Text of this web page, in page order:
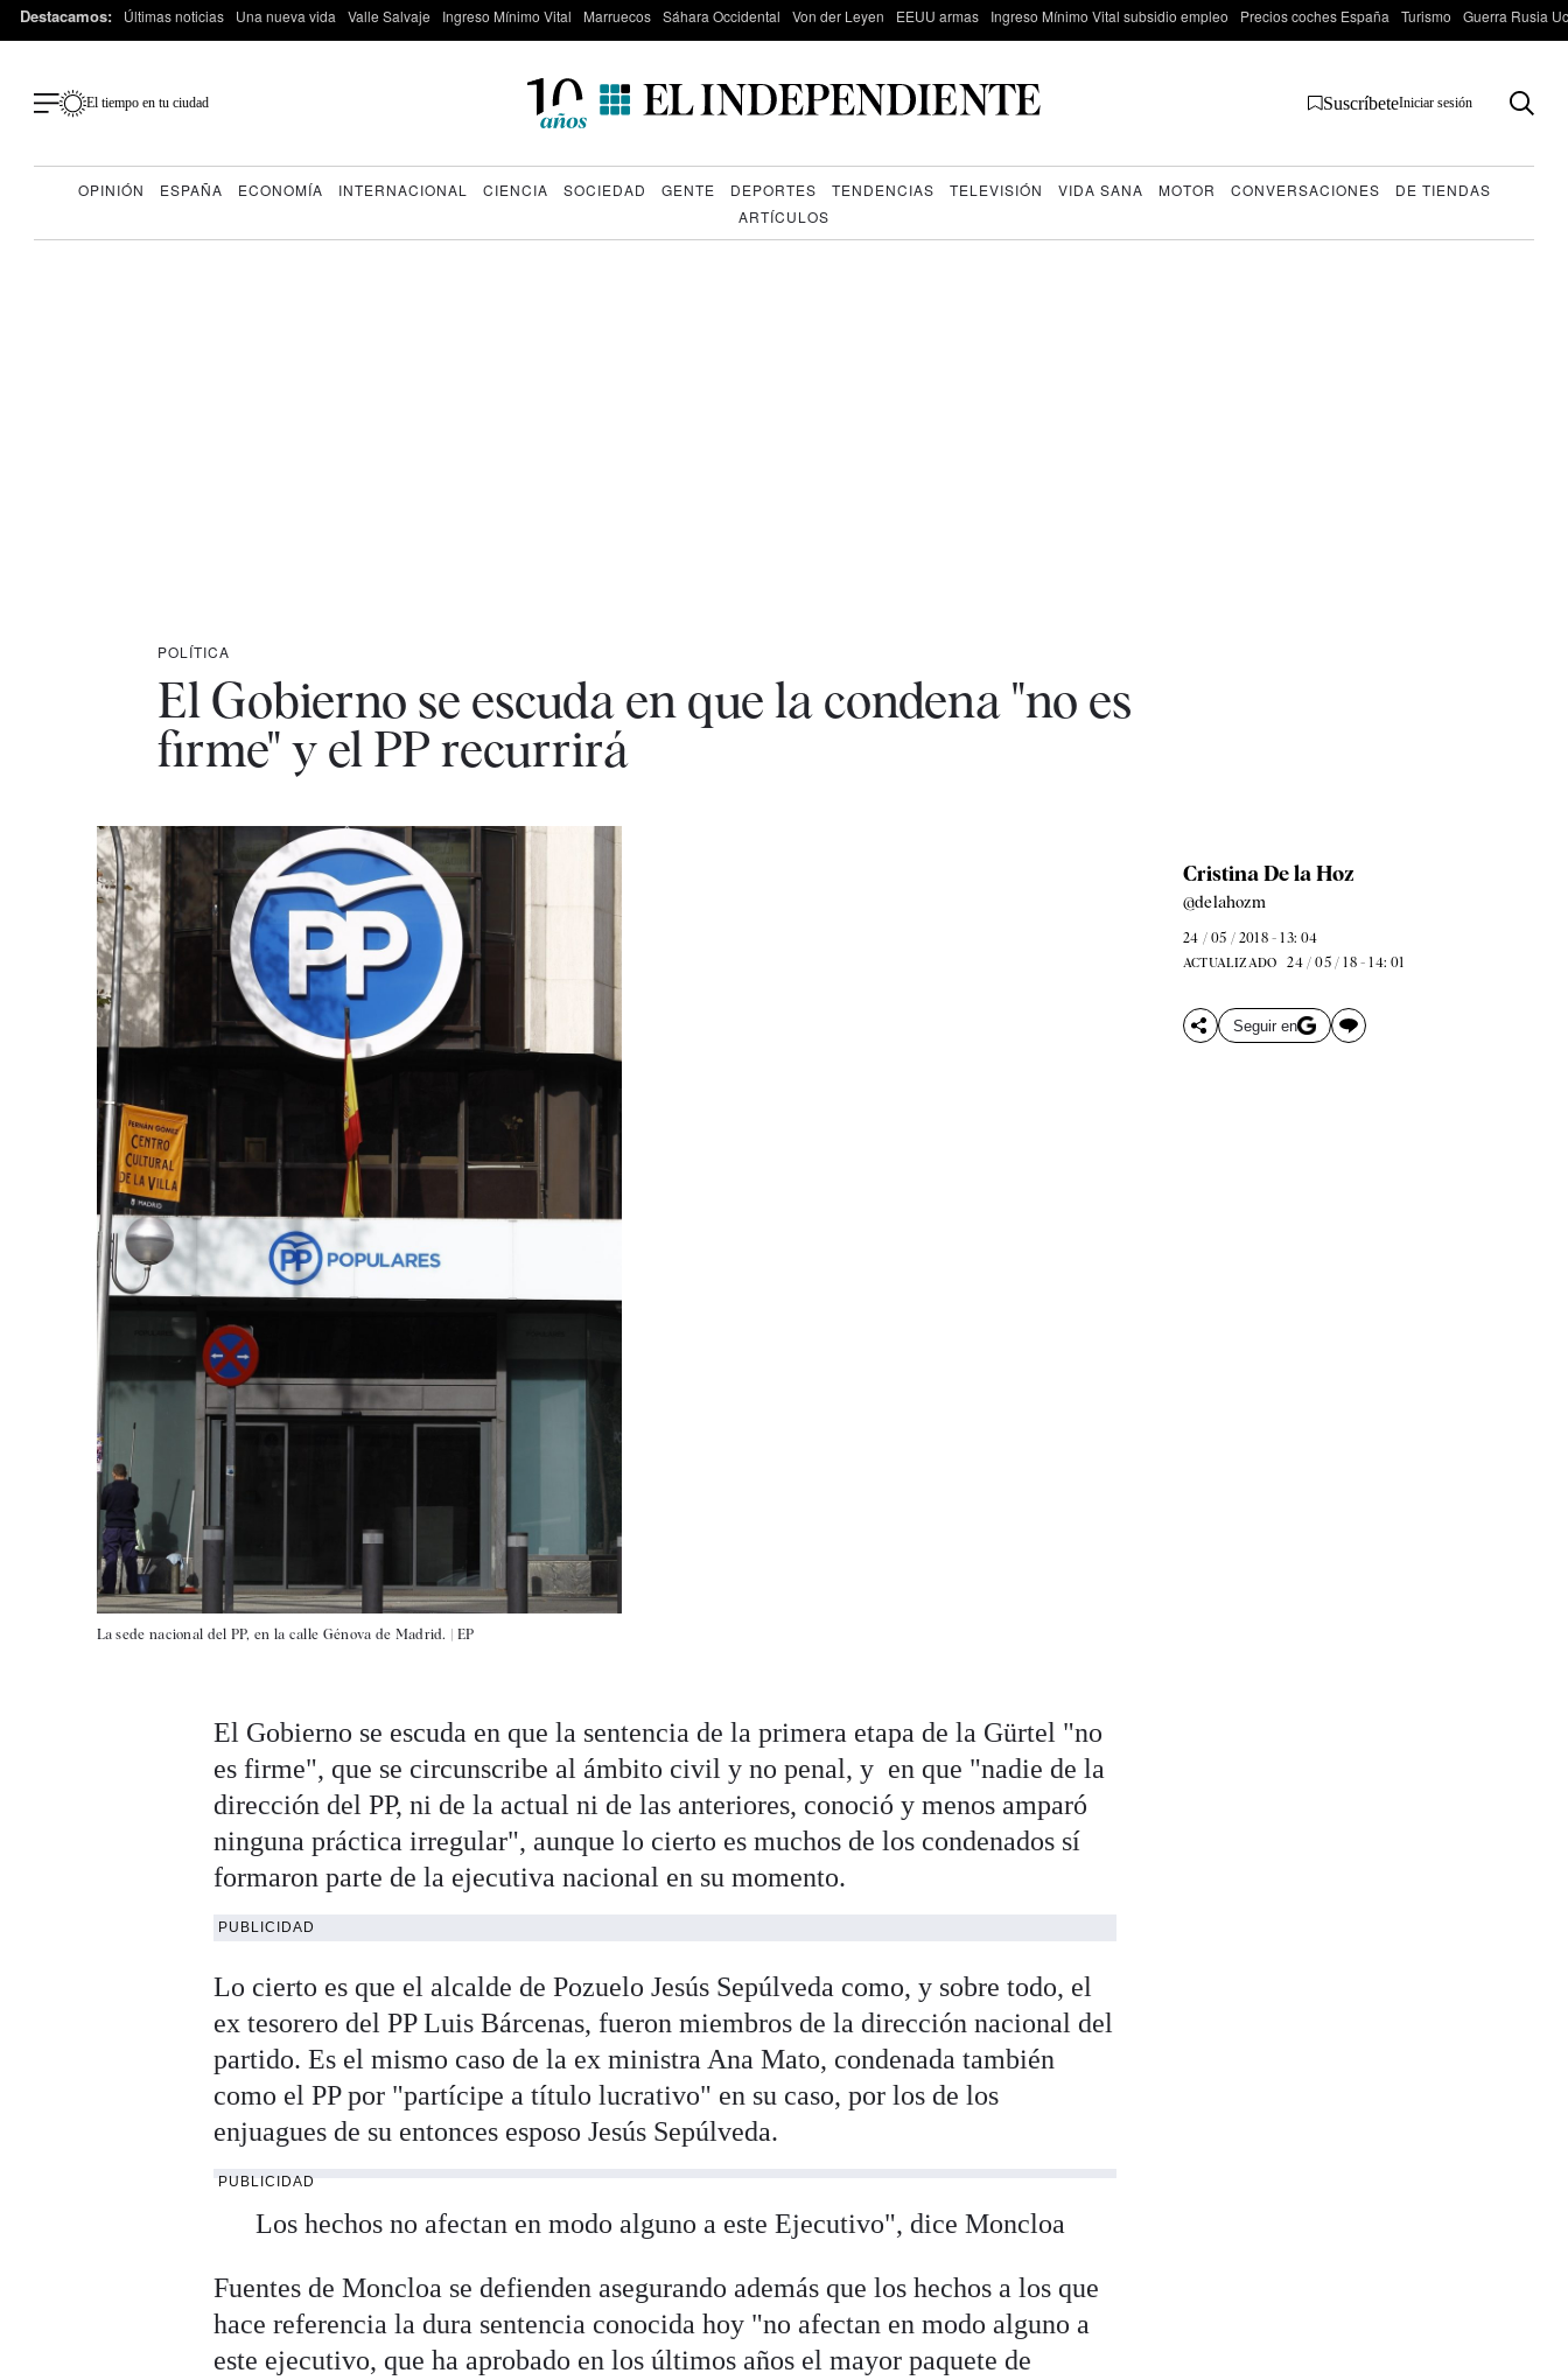
Destacamos: Últimas noticias Una nueva vida Valle Salvaje Ingreso Mínimo Vital Marruecos Sáhara Occidental Von der Leyen EEUU armas Ingreso Mínimo Vital subsidio empleo Precios coches España Turismo Guerra Rusia
El tiempo en tu ciudad SuscríbeteIniciar sesión
OPINIÓN ESPAÑA ECONOMÍA INTERNACIONAL CIENCIA SOCIEDAD GENTE DEPORTES TENDENCIAS TELEVISIÓN VIDA SANA MOTOR CONVERSACIONES
DE TIENDAS
ARTÍCULOS
POLÍTICA
El Gobierno se escuda en que la condena "no es
firme" y el PP recurrirá
La sede nacional del PP, en la calle Génova de Madrid. | EP
Cristina De la Hoz
@delahozm
24 / 05 / 2018 - 13: 04
ACTUALIZADO 24 / 05 / 18 - 14: 01
Seguir en
El Gobierno se escuda en que la sentencia de la primera etapa de la Gürtel "no
es firme", que se circunscribe al ámbito civil y no penal, y en que "nadie de la
dirección del PP, ni de la actual ni de las anteriores, conoció y menos amparó
ninguna práctica irregular", aunque lo cierto es muchos de los condenados sí
formaron parte de la ejecutiva nacional en su momento.
PUBLICIDAD
Lo cierto es que el alcalde de Pozuelo Jesús Sepúlveda como, y sobre todo, el
ex tesorero del PP Luis Bárcenas, fueron miembros de la dirección nacional del
partido. Es el mismo caso de la ex ministra Ana Mato, condenada también
como el PP por "partícipe a título lucrativo" en su caso, por los de los
enjuagues de su entonces esposo Jesús Sepúlveda.
PUBLICIDAD
Los hechos no afectan en modo alguno a este Ejecutivo", dice Moncloa
Fuentes de Moncloa se defienden asegurando además que los hechos a los que
hace referencia la dura sentencia conocida hoy "no afectan en modo alguno a
este ejecutivo, que ha aprobado en los últimos años el mayor paquete de